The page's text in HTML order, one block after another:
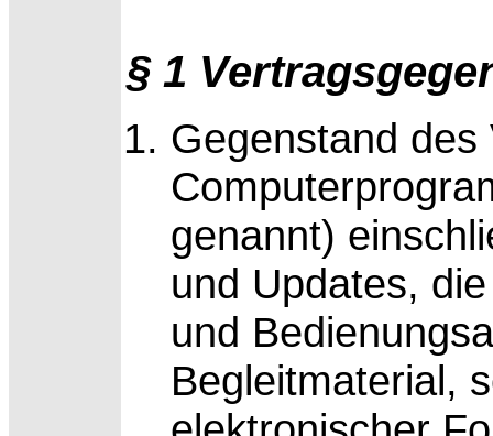
§ 1
Gegenstand
genannt)
und Updates,
und
Begleitmaterial,